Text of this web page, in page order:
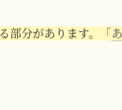
部分があります。「